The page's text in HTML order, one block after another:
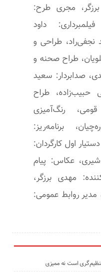
برزگر، مجری طرح:
داود
طراحی و
طراح صحنه و
صدابردار: سعید
حبیب‌زاده، طراح
رنگ‌آمیزی
برنامه‌ریز:
اول کارگردان:
عکاس: پیام
مهدی برزگر،
روابط عمومی:
است نه ممیزی